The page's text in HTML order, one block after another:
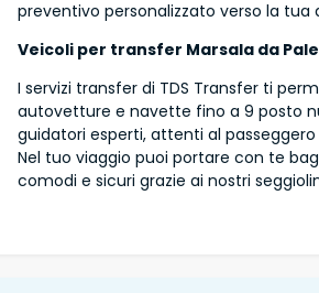
preventivo personalizzato verso la tua
Veicoli per transfer Marsala da
I servizi transfer di TDS Transfer ti
autovetture e navette fino a 9 posto
guidatori esperti, attenti al
Nel tuo viaggio puoi portare con te
comodi e sicuri grazie ai nostri